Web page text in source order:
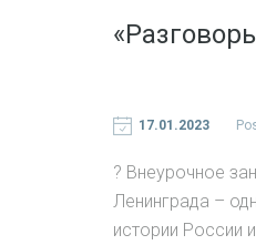
17.01.2023
? Внеурочное
Ленинграда –
истории России